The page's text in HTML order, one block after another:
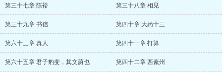
第三十七章 陈裕 第三十八章 相见
第三十九章 书信 第四十章 大药十三
第六十三章 真人 第四十一章 打算
第六十五章 君子豹变，其文蔚也 第四十二章 西素州